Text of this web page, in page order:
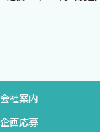
6．RI治療薬〔塩
7．PARP阻害薬（
9．Doublet/Triplet
会社案内
企画応募